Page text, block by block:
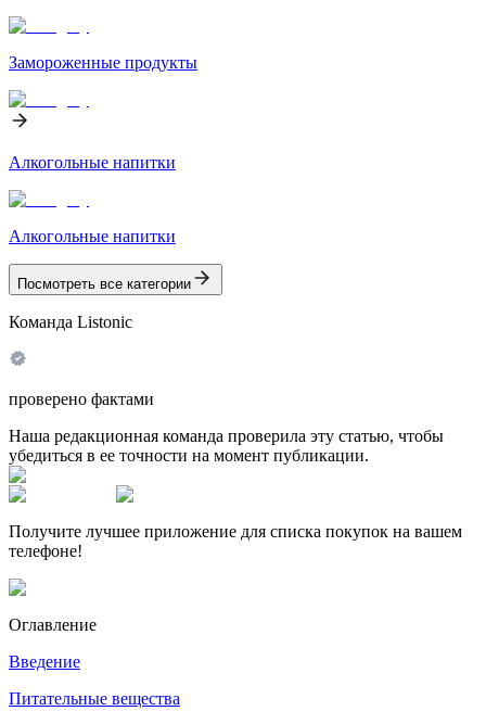
Замороженные продукты
Алкогольные напитки
Алкогольные напитки
Посмотреть все категории
Команда Listonic
проверено фактами
Наша редакционная команда проверила эту статью, чтобы
убедиться в ее точности на момент публикации.
Получите лучшее приложение для списка покупок на вашем
телефоне!
Оглавление
Введение
Питательные вещества